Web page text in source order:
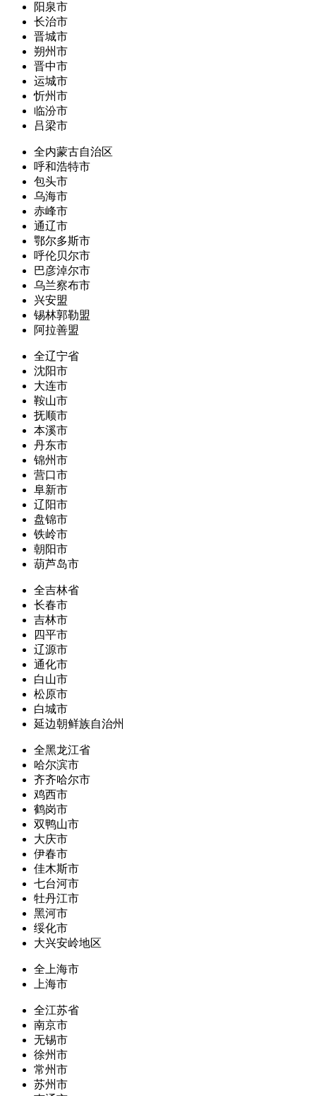
阳泉市
长治市
晋城市
朔州市
晋中市
运城市
忻州市
临汾市
吕梁市
全内蒙古自治区
呼和浩特市
包头市
乌海市
赤峰市
通辽市
鄂尔多斯市
呼伦贝尔市
巴彦淖尔市
乌兰察布市
兴安盟
锡林郭勒盟
阿拉善盟
全辽宁省
沈阳市
大连市
鞍山市
抚顺市
本溪市
丹东市
锦州市
营口市
阜新市
辽阳市
盘锦市
铁岭市
朝阳市
葫芦岛市
全吉林省
长春市
吉林市
四平市
辽源市
通化市
白山市
松原市
白城市
延边朝鲜族自治州
全黑龙江省
哈尔滨市
齐齐哈尔市
鸡西市
鹤岗市
双鸭山市
大庆市
伊春市
佳木斯市
七台河市
牡丹江市
黑河市
绥化市
大兴安岭地区
全上海市
上海市
全江苏省
南京市
无锡市
徐州市
常州市
苏州市